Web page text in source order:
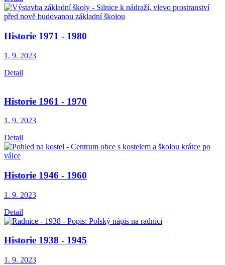
Historie 1971 - 1980
1. 9. 2023
Detail
Historie 1961 - 1970
1. 9. 2023
Detail
Historie 1946 - 1960
1. 9. 2023
Detail
Historie 1938 - 1945
1. 9. 2023